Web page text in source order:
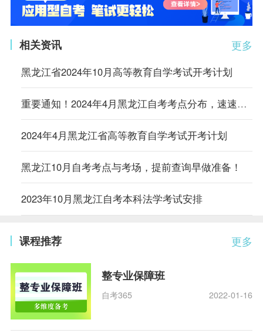
更多
相关资讯
黑龙江省2024年10月高等教育自学考试开考计划
重要通知！2024年4月黑龙江自考考点分布，速速马克！
2024年4月黑龙江省高等教育自学考试开考计划
黑龙江10月自考考点与考场，提前查询早做准备！
2023年10月黑龙江自考本科法学考试安排
更多
课程推荐
整专业保障班
自考365 2022-01-16